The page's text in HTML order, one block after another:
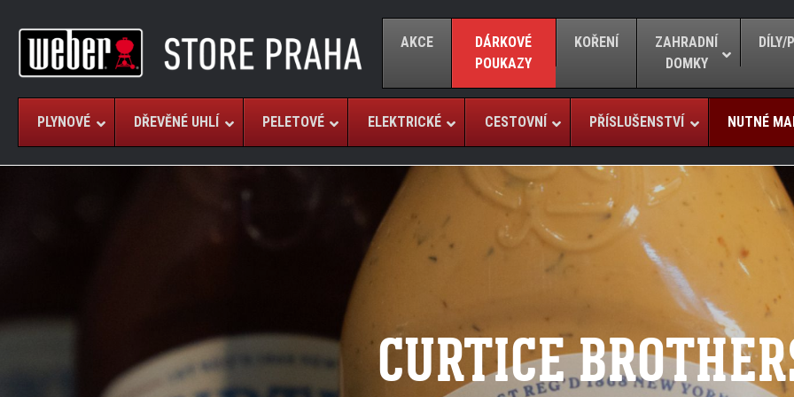
AKCE
DÁRKOVÉ
POUKAZY
KOŘENÍ
ZAHRADNÍ
DOMKY
DÍLY/
PLYNOVÉ DŘEVĚNÉ UHLÍ PELETOVÉ ELEKTRICKÉ CESTOVNÍ PŘÍSLUŠENSTVÍ NUTNÉ
CURTICE